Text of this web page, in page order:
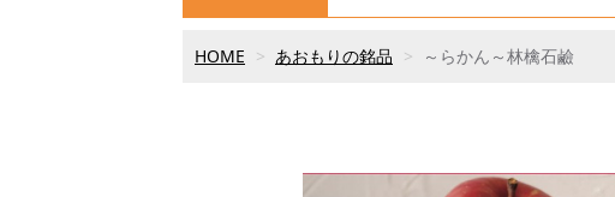
HOME あおもりの銘品 ～らかん～林檎石鹼